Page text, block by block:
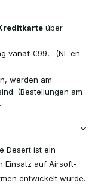
über
vanaf €99,- (NL en
werden am
(Bestellungen am
Desert ist ein
Einsatz auf Airsoft-
entwickelt wurde.